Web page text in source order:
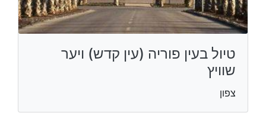
טיול בעין פוריה (עין קדש) ויער
שוויץ
צפון